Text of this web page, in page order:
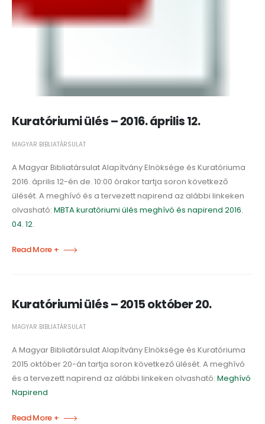
Kuratóriumi ülés – 2016. április 12.
MAGYAR BIBLIATÁRSULAT
A Magyar Bibliatársulat Alapítvány Elnöksége és Kuratóriuma
2016. április 12-én de. 10:00 órakor tartja soron következő
ülését. A meghívó és a tervezett napirend az alábbi linkeken
olvasható: MBTA kuratóriumi ülés meghívó és napirend 2016.
04. 12.
Read More +
Kuratóriumi ülés – 2015 október 20.
MAGYAR BIBLIATÁRSULAT
A Magyar Bibliatársulat Alapítvány Elnöksége és Kuratóriuma
2015 október 20-án tartja soron következő ülését. A meghívó
és a tervezett napirend az alábbi linkeken olvasható: Meghívó
Napirend
Read More +